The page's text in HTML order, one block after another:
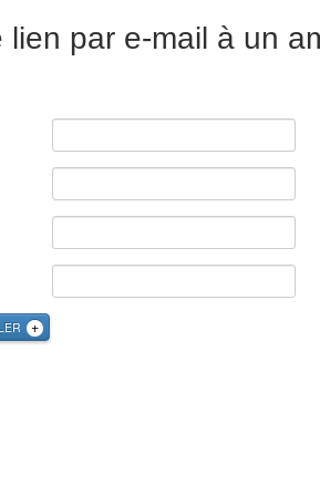
lien par e-mail à un